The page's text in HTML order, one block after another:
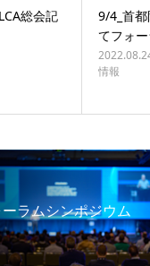
総会記
9/4_首
てフォ
情報
ラムシンポジウム